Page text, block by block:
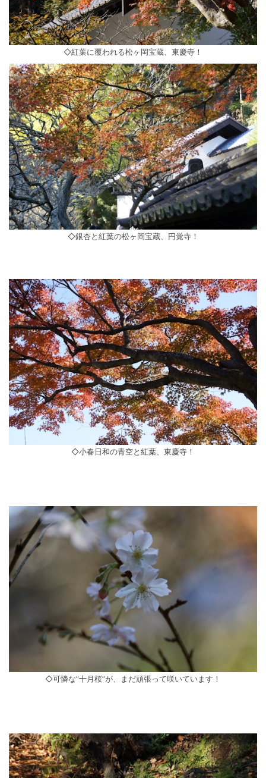
◇紅葉に覆われる松ヶ岡宝蔵、東慶寺！
◇銀杏と紅葉の松ヶ岡宝蔵、円覚寺！
◇小春日和の青空と紅葉、東慶寺！
◇可憐な”十月桜”が、まだ頑張って咲いています！